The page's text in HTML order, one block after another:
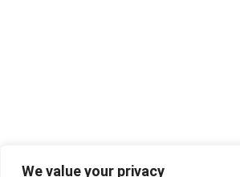
We value your privacy